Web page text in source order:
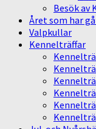
Besök av
Året som har
Valpkullar
Kennelträffar